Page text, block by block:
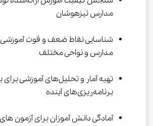
مدارس تیزهوشان
شناسایی نقاط ضعف و قوت
مدارس و نواحی مختلف
تهیه آمار و تحلیل‌های آموزشی
برنامه‌ریزی‌های آینده